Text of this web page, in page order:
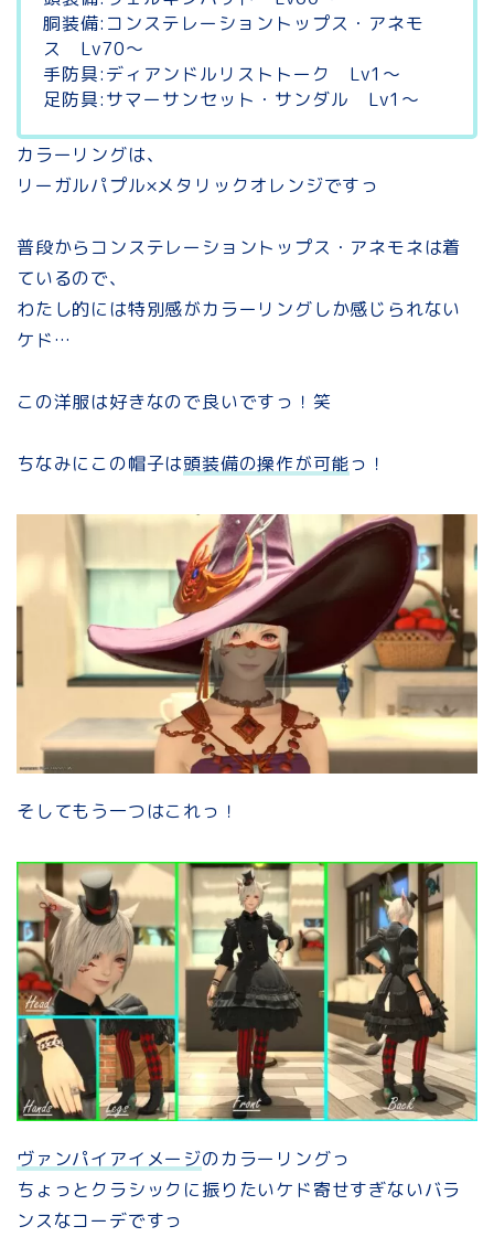
胴装備:コンステレーショントップス・アネモ
ス Lv70～
手防具:ディアンドルリストトーク Lv1～
足防具:サマーサンセット・サンダル Lv1～
カラーリングは、
リーガルパプル×メタリックオレンジですっ
普段からコンステレーショントップス・アネモネは着
ているので、
わたし的には特別感がカラーリングしか感じられない
ケド…
この洋服は好きなので良いですっ！笑
ちなみにこの帽子は頭装備の操作が可能っ！
そしてもう一つはこれっ！
ヴァンパイアイメージのカラーリングっ
ちょっとクラシックに振りたいケド寄せすぎないバラ
ンスなコーデですっ